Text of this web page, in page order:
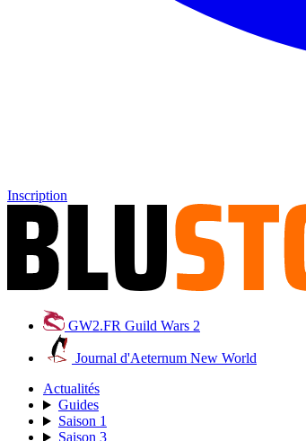
Inscription
GW2.FR Guild Wars 2
Journal d'Aeternum New World
Actualités
Guides
Saison 1
Saison 3